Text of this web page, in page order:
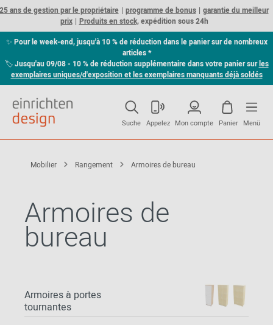
ans de gestion par le propriétaire programme de bonus
garantie du meilleur
prix
Produits en stock,expédition sous 24h
✨ Pour le week-end, jusqu'à 10 % de réduction dans le panier sur de nombreux
articles *
🏷Jusqu'au 09/08 - 10 % de réduction supplémentaire dans votre panier surles
exemplaires uniques/d'exposition et les exemplaires manquants déjà soldés
Suche Appelez Mon compte Panier Menü
Mobilier Rangement Armoires de bureau
Armoires de
bureau
Armoires à portes
tournantes